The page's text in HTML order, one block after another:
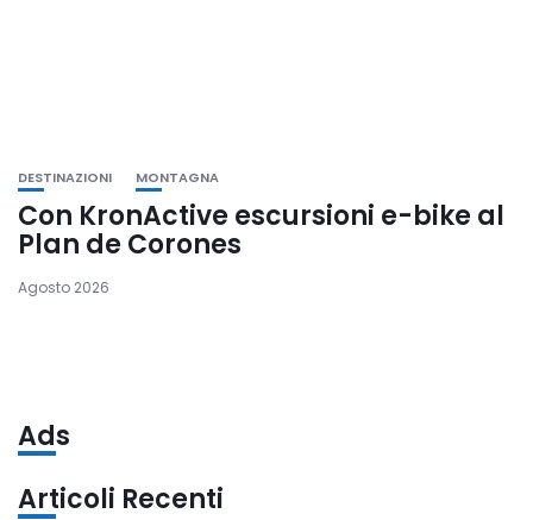
DESTINAZIONI MONTAGNA
Con KronActive escursioni e-bike al
Plan de Corones
Agosto 2026
Ads
Articoli Recenti